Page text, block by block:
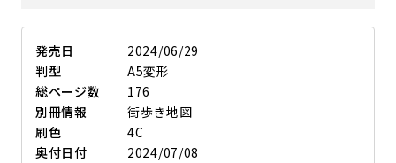
発売日
2024/06/29
判型
A5変形
総ページ数
176
別冊情報
街歩き地図
刷色
4C
奥付日付
2024/07/08